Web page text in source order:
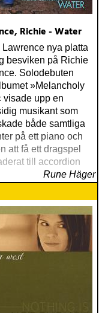
Richie - Water
Lawrence nya platta
besviken på Richie
Solodebuten
»Melancholy
visade upp en
musikant som
både samtliga
på ett piano och
att få ett dragspel
till accordion
Rune Häger